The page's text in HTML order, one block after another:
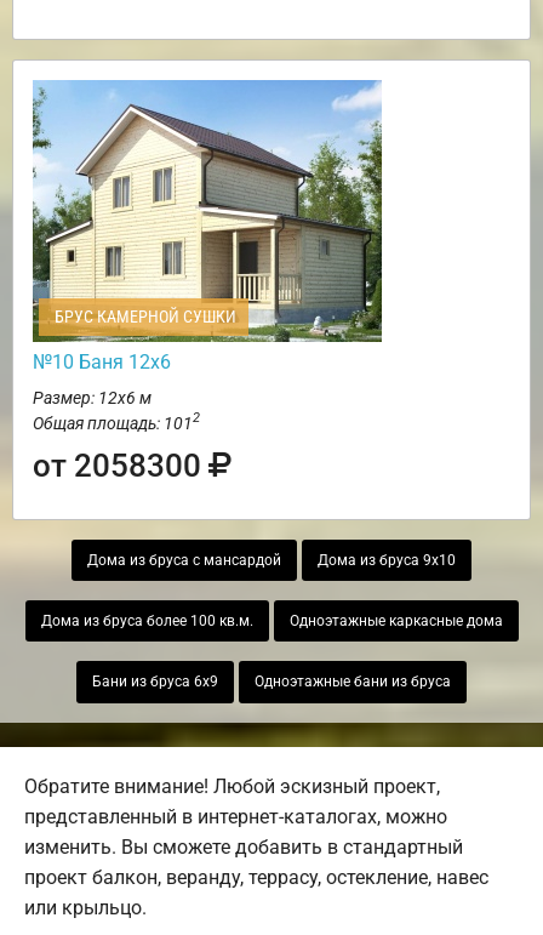
БРУС КАМЕРНОЙ СУШКИ
№10 Баня 12х6
Размер: 12х6 м
Общая площадь: 1012
от 2058300
Дома из бруса с мансардой Дома из бруса 9х10
Дома из бруса более 100 кв.м. Одноэтажные каркасные дома
Бани из бруса 6х9 Одноэтажные бани из бруса
Обратите внимание! Любой эскизный проект,
представленный в интернет-каталогах, можно
изменить. Вы сможете добавить в стандартный
проект балкон, веранду, террасу, остекление, навес
или крыльцо.